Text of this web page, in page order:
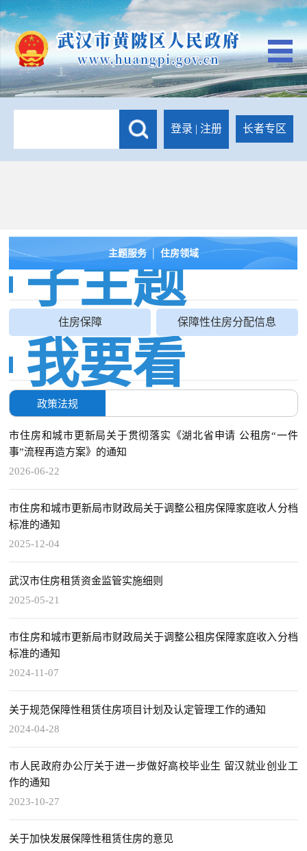
登录 | 注册 长者专区
主题服务 | 住房领域
子主题
住房保障 保障性住房分配信息
我要看
政策法规
市住房和城市更新局关于贯彻落实《湖北省申请 公租房“一件
事”流程再造方案》的通知
2026-06-22
市住房和城市更新局市财政局关于调整公租房保障家庭收人分档
标准的通知
2025-12-04
武汉市住房租赁资金监管实施细则
2025-05-21
市住房和城市更新局市财政局关于调整公租房保障家庭收入分档
标准的通知
2024-11-07
关于规范保障性租赁住房项目计划及认定管理工作的通知
2024-04-28
市人民政府办公厅关于进一步做好高校毕业生 留汉就业创业工
作的通知
2023-10-27
关于加快发展保障性租赁住房的意见